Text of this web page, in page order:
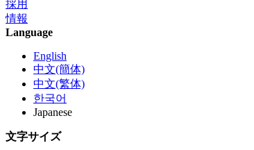
採用
情報
Language
English
中文(簡体)
中文(繁体)
한국어
Japanese
文字サイズ